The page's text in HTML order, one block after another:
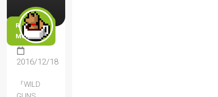
READ
MORE
2016/12/18
『WILD